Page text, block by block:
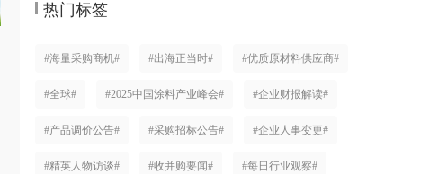
热门标签
#海量采购商机# #出海正当时# #优质原材料供应商#
#全球# #2025中国涂料产业峰会# #企业财报解读#
#产品调价公告# #采购招标公告# #企业人事变更#
#精英人物访谈# #收并购要闻# #每日行业观察#